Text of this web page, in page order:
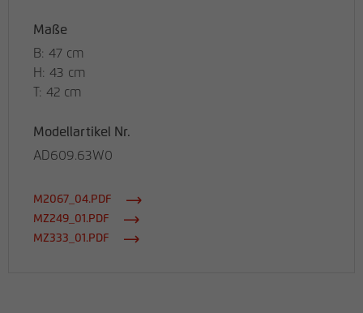
Maße
B: 47 cm
H: 43 cm
T: 42 cm
Modellartikel Nr.
AD609.63W0
M2067_04.PDF
MZ249_01.PDF
MZ333_01.PDF